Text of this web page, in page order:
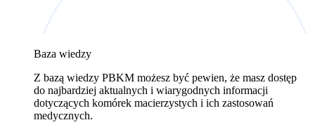
Baza wiedzy
Z bazą wiedzy PBKM możesz być pewien, że masz dostęp
do najbardziej aktualnych i wiarygodnych informacji
dotyczących komórek macierzystych i ich zastosowań
medycznych.